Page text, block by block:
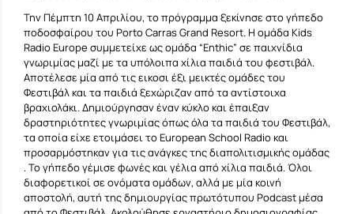
Την Πέμπτη 10 Απριλίου, το πρόγραμμα ξεκίνησε στο γήπεδο
ποδοσφαίρου του Porto Carras Grand Resort. Η ομάδα Kids
Radio Europe συμμετείχε ως ομάδα “Enthic” σε παιχνίδια
γνωριμίας μαζί με τα υπόλοιπα χίλια παιδιά του φεστιβάλ.
Αποτέλεσε μία από τις εικοσι έξι μεικτές ομάδες του
Φεστιβάλ και τα παιδιά ξεχώριζαν από τα αντίστοιχα
βραχιολάκι. Δημιούργησαν έναν κύκλο και έπαιξαν
δραστηριότητες γνωριμίας όπως όλα τα παιδιά του Φεστιβάλ,
τα οποία είχε ετοιμάσει το European School Radio και
προσαρμόστηκαν για τις ανάγκες της διαπολιτισμικής ομάδας
. Το γήπεδο γέμισε φωνές και γέλια από χίλια παιδιά. Όλοι
διαφορετικοί σε ονόματα ομάδων, αλλά με μία κοινή
αποστολή, αυτή της δημιουργίας πρωτότυπου Podcast μέσα